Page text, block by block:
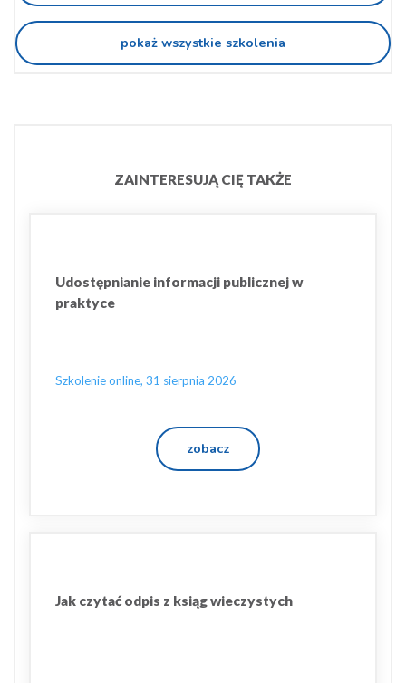
pokaż wszystkie szkolenia
ZAINTERESUJĄ CIĘ TAKŻE
Udostępnianie informacji publicznej w
praktyce
Szkolenie online, 31 sierpnia 2026
zobacz
Jak czytać odpis z ksiąg wieczystych